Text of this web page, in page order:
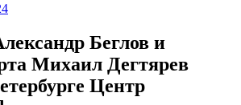
Беглов и
Михаил Дегтярев
Центр